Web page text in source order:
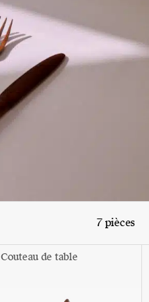
7 pièces
Couteau de table